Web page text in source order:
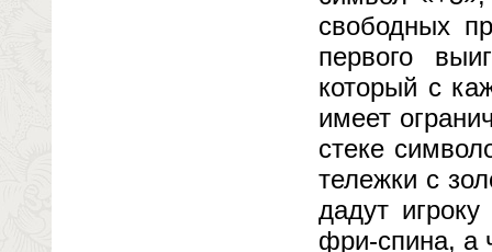
свободных
первого
который с
имеет
стеке
тележки с
дадут
фри-спина, а